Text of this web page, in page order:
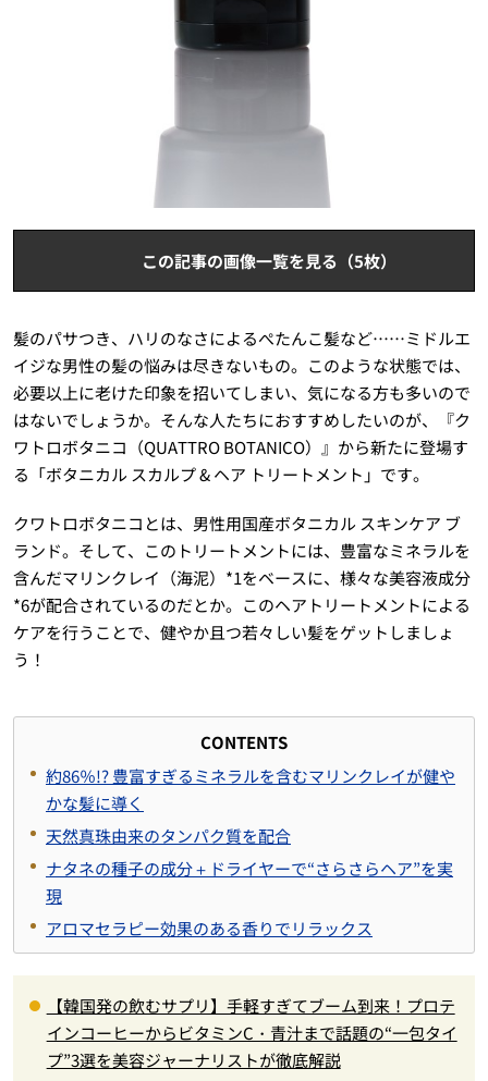
この記事の画像一覧を見る（5枚）
髪のパサつき、ハリのなさによるぺたんこ髪など……ミドルエ
イジな男性の髪の悩みは尽きないもの。このような状態では、
必要以上に老けた印象を招いてしまい、気になる方も多いので
はないでしょうか。そんな人たちにおすすめしたいのが、『ク
ワトロボタニコ（QUATTRO BOTANICO）』から新たに登場す
る「ボタニカル スカルプ & ヘア トリートメント」です。
クワトロボタニコとは、男性用国産ボタニカル スキンケア ブ
ランド。そして、このトリートメントには、豊富なミネラルを
含んだマリンクレイ（海泥）*1をベースに、様々な美容液成分
*6が配合されているのだとか。このヘアトリートメントによる
ケアを行うことで、健やか且つ若々しい髪をゲットしましょ
う！
CONTENTS
約86％!? 豊富すぎるミネラルを含むマリンクレイが健や
かな髪に導く
天然真珠由来のタンパク質を配合
ナタネの種子の成分＋ドライヤーで“さらさらヘア”を実
現
アロマセラピー効果のある香りでリラックス
【韓国発の飲むサプリ】手軽すぎてブーム到来！プロテ
インコーヒーからビタミンC・青汁まで話題の“一包タイ
プ”3選を美容ジャーナリストが徹底解説